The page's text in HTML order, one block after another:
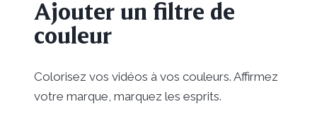
Ajouter un filtre de
couleur
Colorisez vos vidéos à vos couleurs. Affirmez
votre marque, marquez les esprits.